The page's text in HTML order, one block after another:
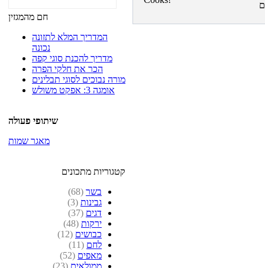
חם מהמגזין
המדריך המלא לתזונה
נכונה
מדריך להכנת סוגי קפה
הכר את חלקי הפרה
מורה נבוכים לסוגי תבלינים
אומגה 3: אפקט משולש
שיתופי פעולה
מאגר שמות
קטגוריות מתכונים
בשר (68)
גבינות (3)
דגים (37)
ירקות (48)
כבושים (12)
לחם (11)
מאפים (52)
ממולאים (23)